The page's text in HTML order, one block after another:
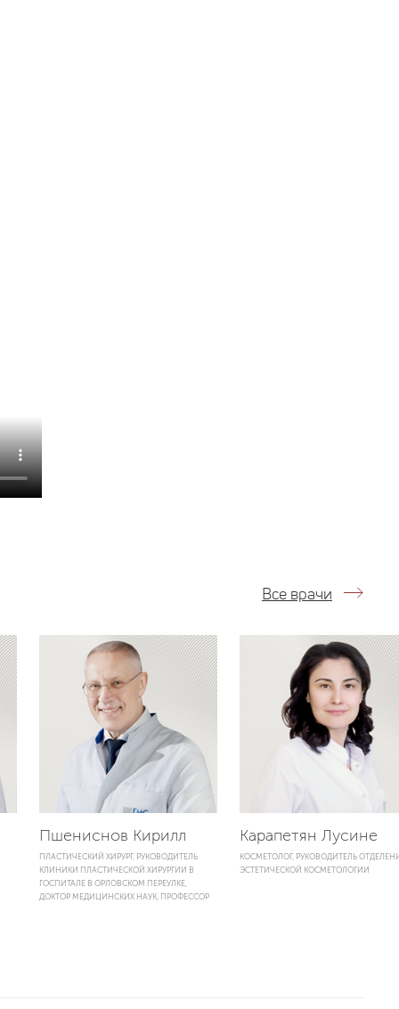
Все врачи
Пшениснов Кирилл
ПЛАСТИЧЕСКИЙ ХИРУРГ, РУКОВОДИТЕЛЬ
КЛИНИКИ ПЛАСТИЧЕСКОЙ ХИРУРГИИ В
ГОСПИТАЛЕ В ОРЛОВСКОМ ПЕРЕУЛКЕ,
ДОКТОР МЕДИЦИНСКИХ НАУК, ПРОФЕССОР
Карапетян Лусине
КОСМЕТОЛОГ, РУКОВОДИТЕЛЬ
ЭСТЕТИЧЕСКОЙ КОСМЕТОЛОГИИ